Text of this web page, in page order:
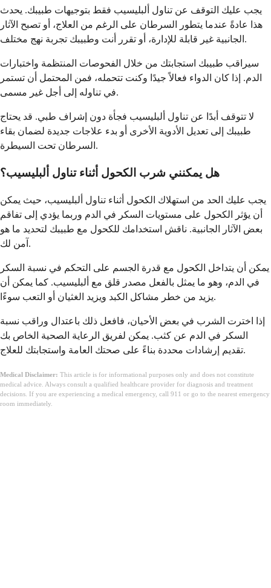
يجب عليك التوقف عن تناول ألبليسيب فقط بتوجيهات طبيبك. يحدث
هذا عادةً عندما يتطور السرطان على الرغم من العلاج، أو تصبح الآثار
الجانبية غير قابلة للإدارة، أو تقرر أنت وطبيبك تجربة نهج مختلف.
سيراقب طبيبك استجابتك من خلال الفحوصات المنتظمة واختبارات
الدم. إذا كان الدواء فعالاً جيدًا وكنت تتحمله، فمن المحتمل أن تستمر
في تناوله إلى أجل غير مسمى.
لا تتوقف أبدًا عن تناول ألبليسيب فجأة دون إشراف طبي. قد يحتاج
طبيبك إلى تعديل الأدوية الأخرى أو بدء علاجات جديدة لضمان بقاء
السرطان تحت السيطرة.
هل يمكنني شرب الكحول أثناء تناول ألبليسيب؟
يجب عليك الحد من استهلاك الكحول أثناء تناول ألبليسيب، حيث يمكن
أن يؤثر الكحول على مستويات السكر في الدم وربما يؤدي إلى تفاقم
بعض الآثار الجانبية. ناقش استخدامك للكحول مع طبيبك لتحديد ما هو
آمن لك.
يمكن أن يتداخل الكحول مع قدرة الجسم على التحكم في نسبة السكر
في الدم، وهو ما يمثل بالفعل مصدر قلق مع ألبليسيب. كما يمكن أن
يزيد من خطر مشاكل الكبد ويزيد الغثيان أو التعب سوءًا.
إذا اخترت الشرب في بعض الأحيان، فافعل ذلك باعتدال وراقب نسبة
السكر في الدم عن كثب. يمكن لفريق الرعاية الصحية الخاص بك
تقديم إرشادات محددة بناءً على صحتك العامة واستجابتك للعلاج.
Medical Disclaimer: This article is for informational purposes only and does not constitute
medical advice. Always consult a qualified healthcare provider for diagnosis and treatment
decisions. If you are experiencing a medical emergency, call 911 or go to the nearest emergency
room immediately.